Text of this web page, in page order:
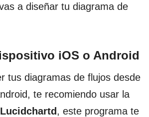
a diseñar tu diagrama de
iOS o Android
tus diagramas de flujos desde
te recomiendo usar la
, este programa te